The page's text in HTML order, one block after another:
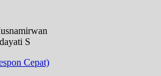
S
Cepat)